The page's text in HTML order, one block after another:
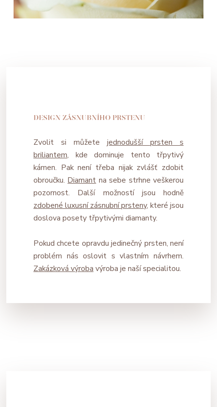
DESIGN ZÁSNUBNÍHO PRSTENU
Zvolit si můžete jednodušší prsten s
briliantem, kde dominuje tento třpytivý
kámen. Pak není třeba nijak zvlášť zdobit
obroučku. Diamant na sebe strhne veškerou
pozornost. Další možností jsou hodně
zdobené luxusní zásnubní prsteny, které jsou
doslova posety třpytivými diamanty.
Pokud chcete opravdu jedinečný prsten, není
problém nás oslovit s vlastním návrhem.
Zakázková výroba výroba je naší specialitou.